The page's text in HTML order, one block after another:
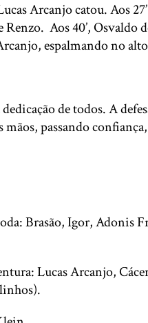
Arcanjo catou. Aos
Renzo. Aos 40’,
Arcanjo, espalmando no
dedicação de todos. A
mãos, passando
Brasão, Igor, Adonis
Lucas Arcanjo,